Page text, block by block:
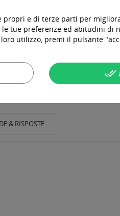
& RISPOSTE
propri e di terze parti per
tue preferenze ed abitudini di
utilizzo, premi il pulsante
done_all